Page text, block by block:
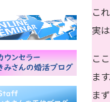
こ
実
こ
ま
ま